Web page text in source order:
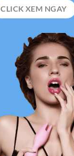
CLICK XEM NGAY